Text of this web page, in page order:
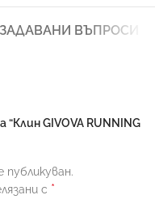
ВЪПРОСИ
GIVOVA RUNNING
с *